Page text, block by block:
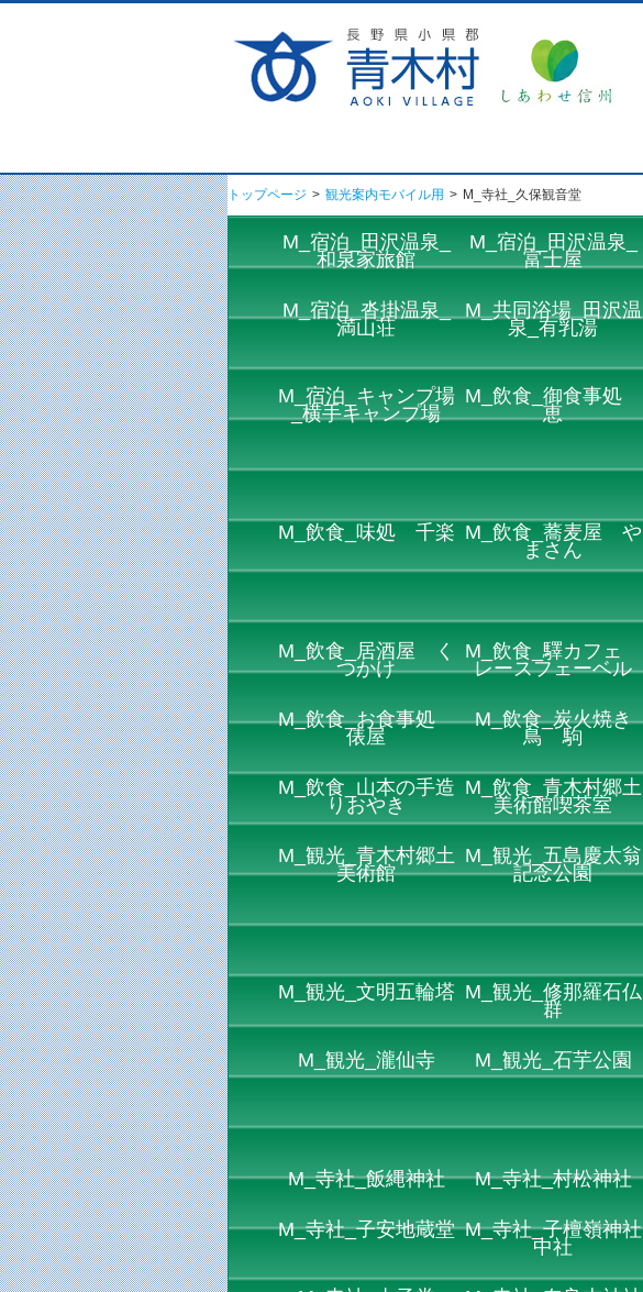
トップページ > 観光案内モバイル用 > M_寺社_久保観音堂
M_宿泊_田沢温泉_
和泉家旅館
M_宿泊_田沢温泉_
富士屋
M_宿泊_沓掛温泉_
満山荘
M_共同浴場_田沢温
泉_有乳湯
M_宿泊_キャンプ場
_横手キャンプ場
M_飲食_御食事処
恵
M_飲食_味処 千楽 M_飲食_蕎麦屋 や
まさん
M_飲食_居酒屋 く
つかけ
M_飲食_驛カフェ
レースフェーベル
M_飲食_お食事処
俵屋
M_飲食_炭火焼き
鳥 駒
M_飲食_山本の手造
りおやき
M_飲食_青木村郷土
美術館喫茶室
M_観光_青木村郷土
美術館
M_観光_五島慶太翁
記念公園
M_観光_文明五輪塔 M_観光_修那羅石仏
群
M_観光_瀧仙寺 M_観光_石芋公園
M_寺社_飯縄神社 M_寺社_村松神社
M_寺社_子安地蔵堂 M_寺社_子檀嶺神社
中社